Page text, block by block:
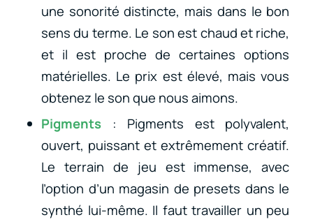
une sonorité distincte, mais dans le bon
sens du terme. Le son est chaud et riche,
et il est proche de certaines options
matérielles. Le prix est élevé, mais vous
obtenez le son que nous aimons.
Pigments: Pigments est polyvalent,
ouvert, puissant et extrêmement créatif.
Le terrain de jeu est immense, avec
l’option d’un magasin de presets dans le
synthé lui-même. Il faut travailler un peu